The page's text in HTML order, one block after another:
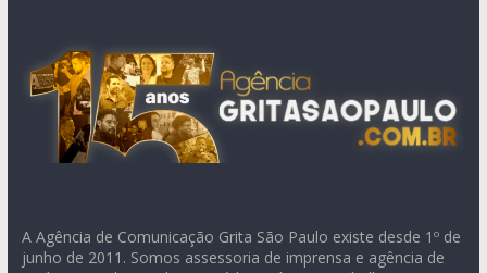
A Agência de Comunicação Grita São Paulo existe desde 1º de
junho de 2011. Somos assessoria de imprensa e agência de